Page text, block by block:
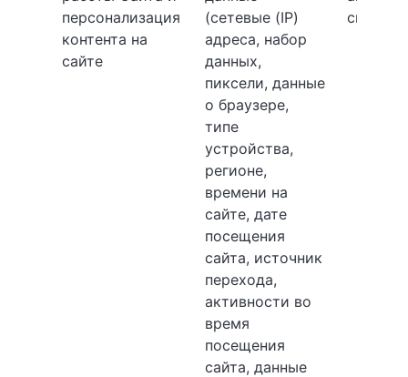
персонализация
контента на
сайте
(сетевые (IP)
адреса, набор
данных,
пиксели, данные
о браузере,
типе
устройства,
регионе,
времени на
сайте, дате
посещения
сайта, источник
перехода,
активности во
время
посещения
сайта, данные